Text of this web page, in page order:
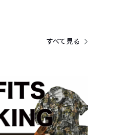
すべて見る